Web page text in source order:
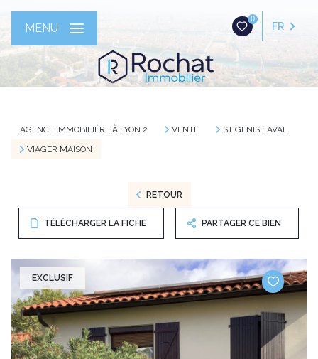
0
FR
MENU
AGENCE IMMOBILIÈRE À LYON 2 VENTE
ST GENIS LAVAL
VIAGER MAISON
RETOUR
TÉLÉCHARGER LA FICHE PARTAGER CE BIEN
EXCLUSIF